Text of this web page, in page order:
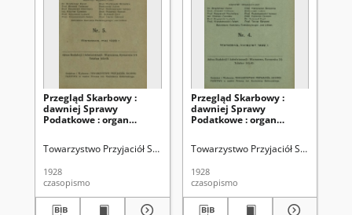
Przegląd Skarbowy :
dawniej Sprawy
Podatkowe : organ
miesięcznik poświęcony
skarbowej oraz
zagadnieniom prawa
skarbowego. R. 7, nr 5
(maj 1928)
Towarzystwo Przyjaciół Skarbu Państwa
1928
czasopismo
Przegląd Skarbowy :
dawniej Sprawy
Podatkowe : organ
miesięcznik poświęcony
skarbowej oraz
zagadnieniom prawa
skarbowego. R. 7, nr 4
(kwiecień 1928)
Towarzystwo Przyjaciół Skarbu
1928
czasopismo